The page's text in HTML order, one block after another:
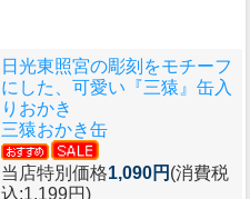
日光東照宮の彫刻をモチーフ
にした、可愛い『三猿』缶入
りおかき
三猿おかき缶
当店特別価格1,090円 (消費税
込:1,199円)